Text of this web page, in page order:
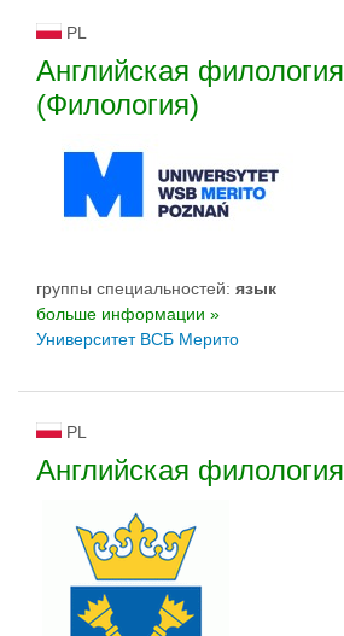
PL
Английская филология
(Филология)
группы специальностей: язык
больше информации »
Университет ВСБ Мерито
PL
Английская филология